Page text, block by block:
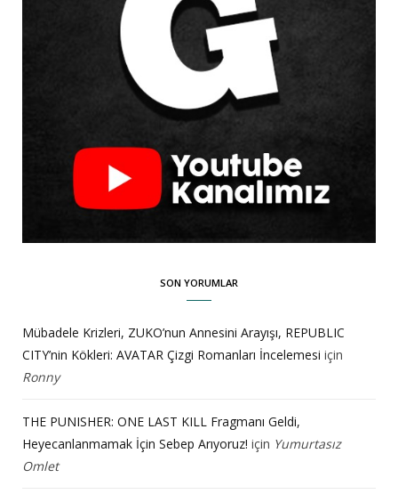
SON YORUMLAR
Mübadele Krizleri, ZUKO’nun Annesini Arayışı, REPUBLIC
CITY’nin Kökleri: AVATAR Çizgi Romanları İncelemesi için
Ronny
THE PUNISHER: ONE LAST KILL Fragmanı Geldi,
Heyecanlanmamak İçin Sebep Arıyoruz! için Yumurtasız
Omlet